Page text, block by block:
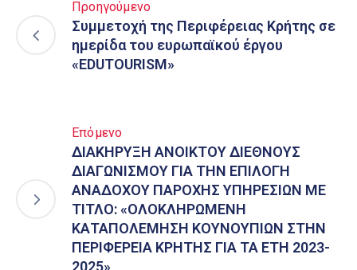
Προηγούμενο
Συμμετοχή της Περιφέρειας Κρήτης σε
ημερίδα του ευρωπαϊκού έργου
«EDUTOURISM»
Επόμενο
ΔΙΑΚΗΡΥΞΗ ΑΝΟΙΚΤΟΥ ΔΙΕΘΝΟΥΣ
ΔΙΑΓΩΝΙΣΜΟΥ ΓΙΑ ΤΗΝ ΕΠΙΛΟΓΗ
ΑΝΑΔΟΧΟΥ ΠΑΡΟΧΗΣ ΥΠΗΡΕΣΙΩΝ ΜΕ
ΤΙΤΛΟ: «ΟΛΟΚΛΗΡΩΜΕΝΗ
ΚΑΤΑΠΟΛΕΜΗΣΗ ΚΟΥΝΟΥΠΙΩΝ ΣΤΗΝ
ΠΕΡΙΦΕΡΕΙΑ ΚΡΗΤΗΣ ΓΙΑ ΤΑ ΕΤΗ 2023-
2025»